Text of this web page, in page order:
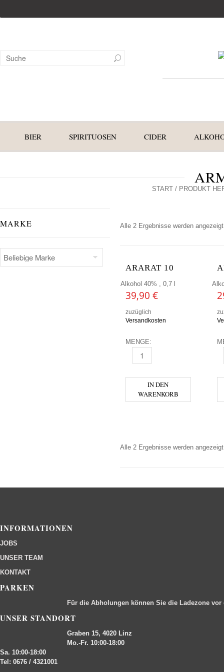
BIER SPIRITUOSEN CIDER
START/ PRODUKT
MARKE Alle 2 Ergebnisse werden angezeigt
ARARAT 10
Alkohol 40% , 0,7 l
39,90 €
zuzüglich
Versandkosten
MENGE:
ARARAT 10 MENGE
IN DEN
WARENKORB
Alle 2 Ergebnisse werden angezeigt
INFORMATIONEN
JOBS
UNSER TEAM
KONTAKT
PARKEN
Für die Abholungen können Sie die Ladezone
UNSER STANDORT
Graben 15, 4020 Linz
Mo.-Fr. 10:00-18:00
Sa. 10:00-18:00
Tel: 0676 / 4321001